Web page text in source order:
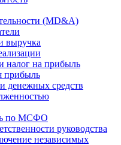
(MD&A)
выручка
налог на прибыль
прибыль
денежных средств
по МСФО
руководства
независимых